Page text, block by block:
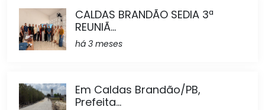
CALDAS BRANDÃO SEDIA 3ª
REUNIÃ...
há 3 meses
Em Caldas Brandão/PB,
Prefeita...